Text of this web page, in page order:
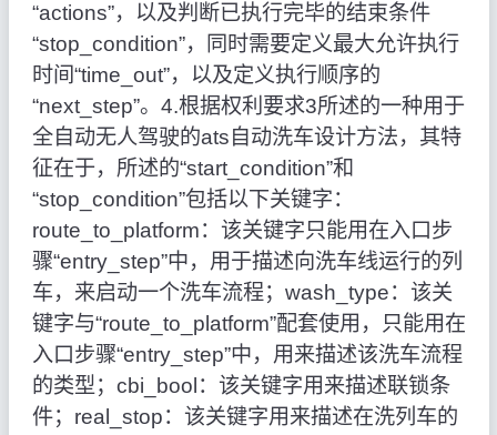
“actions”，以及判断已执行完毕的结束条件
“stop_condition”，同时需要定义最大允许执行
时间“time_out”，以及定义执行顺序的
“next_step”。4.根据权利要求3所述的一种用于
全自动无人驾驶的ats自动洗车设计方法，其特
征在于，所述的“start_condition”和
“stop_condition”包括以下关键字：
route_to_platform：该关键字只能用在入口步
骤“entry_step”中，用于描述向洗车线运行的列
车，来启动一个洗车流程；wash_type：该关
键字与“route_to_platform”配套使用，只能用在
入口步骤“entry_step”中，用来描述该洗车流程
的类型；cbi_bool：该关键字用来描述联锁条
件；real_stop：该关键字用来描述在洗列车的